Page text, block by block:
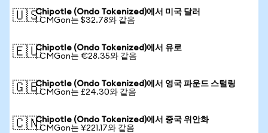
🇺🇸Chipotle (Ondo Tokenized)에서 미국 달러
1 CMGon는 $32.78와 같음
🇪🇺Chipotle (Ondo Tokenized)에서 유로
1 CMGon는 €28.35와 같음
🇬🇧Chipotle (Ondo Tokenized)에서 영국 파운드 스털링
1 CMGon는 £24.30와 같음
🇨🇳Chipotle (Ondo Tokenized)에서 중국 위안화
1 CMGon는 ¥221.17와 같음